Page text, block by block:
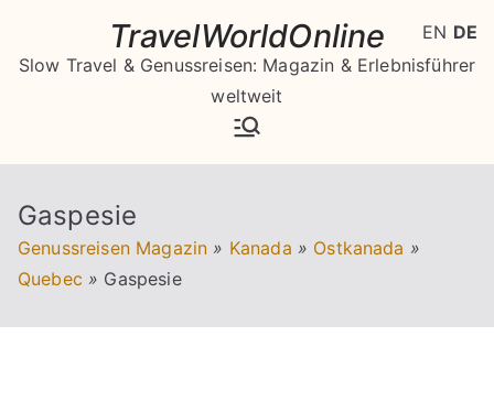
springen
TravelWorldOnline
Slow Travel & Genussreisen: Magazin & Erlebnisführer
weltweit
Gaspesie
Genussreisen Magazin » Kanada » Ostkanada »
Quebec » Gaspesie
EN DE